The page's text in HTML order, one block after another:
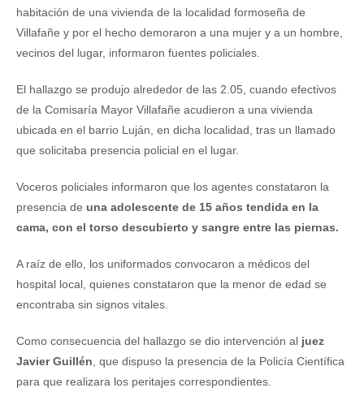
habitación de una vivienda de la localidad formoseña de
Villafañe y por el hecho demoraron a una mujer y a un hombre,
vecinos del lugar, informaron fuentes policiales.
El hallazgo se produjo alrededor de las 2.05, cuando efectivos
de la Comisaría Mayor Villafañe acudieron a una vivienda
ubicada en el barrio Luján, en dicha localidad, tras un llamado
que solicitaba presencia policial en el lugar.
Voceros policiales informaron que los agentes constataron la
presencia de una adolescente de 15 años tendida en la
cama, con el torso descubierto y sangre entre las piernas.
A raíz de ello, los uniformados convocaron a médicos del
hospital local, quienes constataron que la menor de edad se
encontraba sin signos vitales.
Como consecuencia del hallazgo se dio intervención al juez
Javier Guillén , que dispuso la presencia de la Policía Científica
para que realizara los peritajes correspondientes.